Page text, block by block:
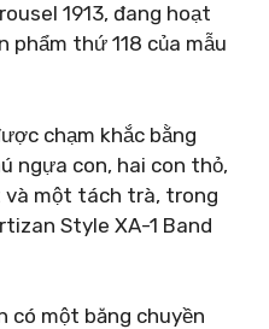
1913, đang hoạt
phẩm thứ 118 của mẫu
chạm khắc bằng
ngựa con, hai con thỏ,
một tách trà, trong
Style XA-1 Band
có một băng chuyền